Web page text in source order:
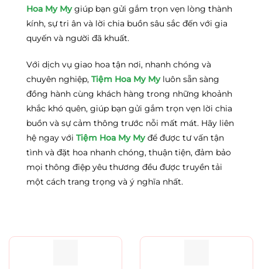
Hoa My Mygiúp bạn gửi gắm trọn vẹn lòng thành
kính, sự tri ân và lời chia buồn sâu sắc đến với gia
quyến và người đã khuất.
Với dịch vụ giao hoa tận nơi, nhanh chóng và
chuyên nghiệp, Tiệm Hoa My My luôn sẵn sàng
đồng hành cùng khách hàng trong những khoảnh
khắc khó quên, giúp bạn gửi gắm trọn vẹn lời chia
buồn và sự cảm thông trước nỗi mất mát. Hãy liên
hệ ngay với Tiệm Hoa My My để được tư vấn tận
tình và đặt hoa nhanh chóng, thuận tiện, đảm bảo
mọi thông điệp yêu thương đều được truyền tải
một cách trang trọng và ý nghĩa nhất.